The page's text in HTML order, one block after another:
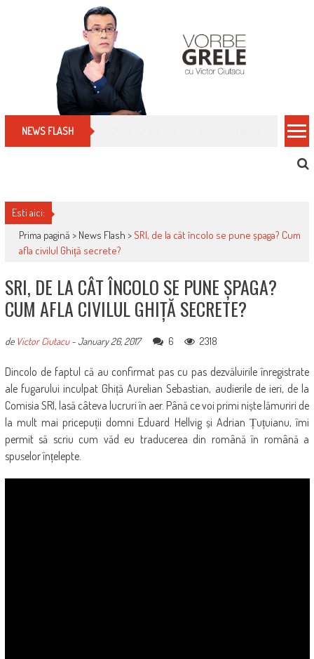
NEWS FLASH Cum îți schimbi, rapid, gratuit și eficient,
Esti aici:
Prima pagină > News Flash >SRI, de la cât încolo se pune șpaga? Cum
afla civilul Ghiță secrete?
SRI, DE LA CÂT ÎNCOLO SE PUNE ȘPAGA?
CUM AFLA CIVILUL GHIȚĂ SECRETE?
de Victor Ciutacu-January 26, 2017 6 2318
Dincolo de faptul că au confirmat pas cu pas dezvăluirile înregistrate
ale fugarului inculpat Ghiță Aurelian Sebastian, audierile de ieri, de la
Comisia SRI, lasă câteva lucruri în aer. Până ce voi primi niște lămuriri de
la mult mai pricepuții domni Eduard Hellvig și Adrian Țuțuianu, îmi
permit să scriu cum văd eu traducerea din română în română a
spuselor înțelepte.